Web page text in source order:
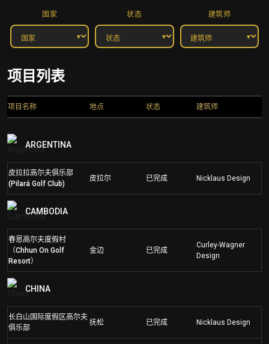
国家 状态 建筑师
项目列表
项目名称 地点 状态 建筑师
ARGENTINA
皮拉拉高尔夫俱乐部
(Pilará Golf Club)
皮拉尔 已完成 Nicklaus Design
CAMBODIA
春恩高尔夫度假村
（Chhun On Golf
Resort）
金边 已完成
Curley-Wagner
Design
CHINA
长白山国际度假区高尔夫
俱乐部
抚松 已完成 Nicklaus Design